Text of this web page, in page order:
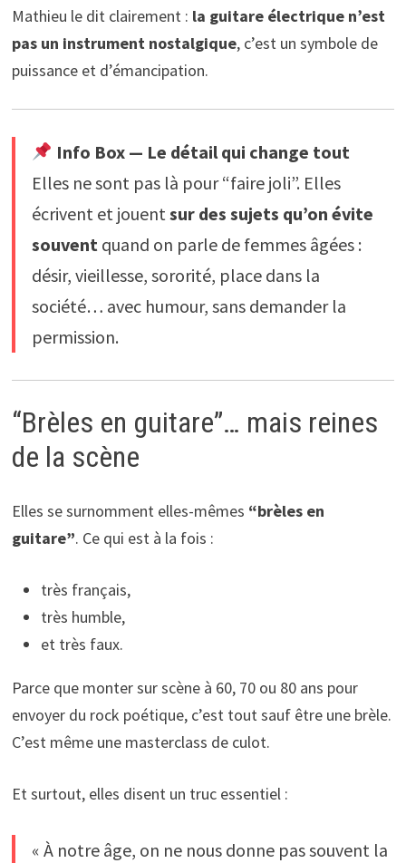
Mathieu le dit clairement : la guitare électrique n’est
pas un instrument nostalgique, c’est un symbole de
puissance et d’émancipation.
Info Box — Le détail qui change tout
Elles ne sont pas là pour “faire joli”. Elles
écrivent et jouent sur des sujets qu’on évite
souvent quand on parle de femmes âgées :
désir, vieillesse, sororité, place dans la
société… avec humour, sans demander la
permission.
“Brèles en guitare”… mais reines
de la scène
Elles se surnomment elles-mêmes “brèles en
guitare”. Ce qui est à la fois :
très français,
très humble,
et très faux.
Parce que monter sur scène à 60, 70 ou 80 ans pour
envoyer du rock poétique, c’est tout sauf être une brèle.
C’est même une masterclass de culot.
Et surtout, elles disent un truc essentiel :
« À notre âge, on ne nous donne pas souvent la